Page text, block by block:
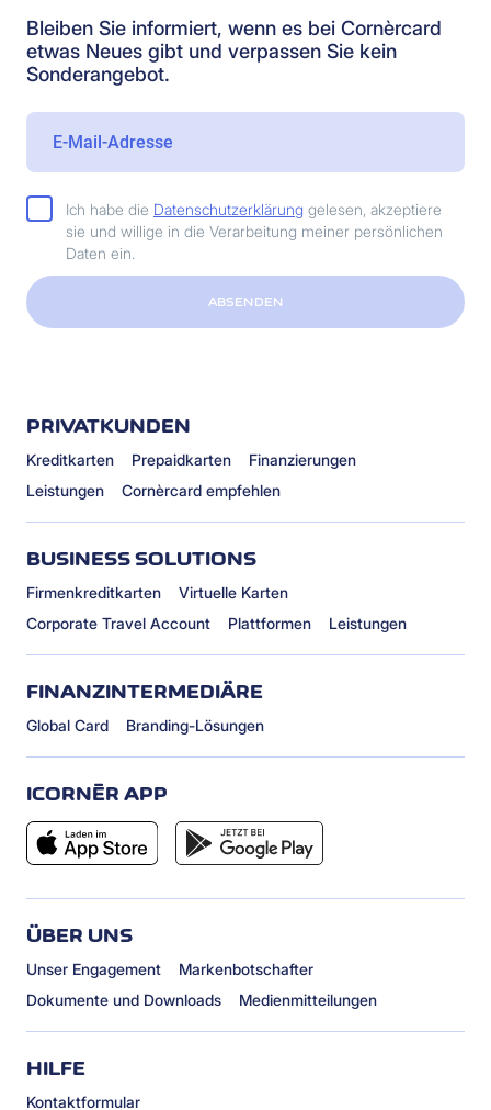
Bleiben Sie informiert, wenn es bei Cornèrcard
etwas Neues gibt und verpassen Sie kein
Sonderangebot.
Ich habe die Datenschutzerklärung gelesen, akzeptiere
sie und willige in die Verarbeitung meiner persönlichen
Daten ein.
ABSENDEN
PRIVATKUNDEN
Kreditkarten Prepaidkarten
Finanzierungen
Leistungen
Cornèrcard empfehlen
BUSINESS SOLUTIONS
Firmenkreditkarten
Virtuelle Karten
Corporate Travel Account
Plattformen Leistungen
FINANZINTERMEDIÄRE
Global Card Branding-Lösungen
ICORNÈR APP
ÜBER UNS
Unser Engagement
Markenbotschafter
Dokumente und Downloads
Medienmitteilungen
HILFE
Kontaktformular